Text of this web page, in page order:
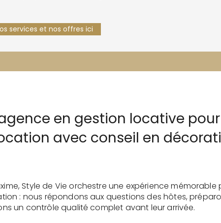
services et nos offres ici
en gestion locative
avec conseil en
Style de Vie orchestre une expérience mémorable
: nous répondons aux questions des hôtes,
un contrôle qualité complet avant leur arrivée.